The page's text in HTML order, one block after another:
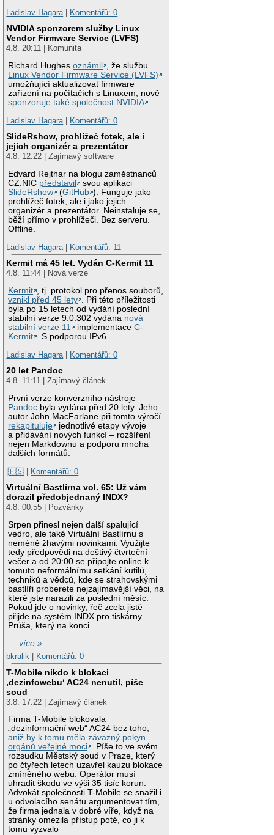
Ladislav Hagara
Komentářů: 0
NVIDIA sponzorem služby Linux
Vendor Firmware Service (LVFS)
4.8. 20:11 | Komunita
Richard Hughesoznámil
, že službu
Linux Vendor Firmware Service (LVFS)
umožňující aktualizovat firmware
zařízení na počítačích s Linuxem, nově
sponzoruje také společnost NVIDIA .
Ladislav Hagara | Komentářů: 0
SlideRshow, prohlížeč fotek, ale i
jejich organizér a prezentátor
4.8. 12:22 | Zajímavý software
Edvard Rejthar na blogu zaměstnanců
CZ.NIC představil
svou aplikaci
SlideRshow
(GitHub ). Funguje jako
prohlížeč fotek, ale i jako jejich
organizér a prezentátor. Neinstaluje se,
běží přímo v prohlížeči. Bez serveru.
Offline.
Ladislav Hagara | Komentářů: 11
Kermit má 45 let. Vydán C-Kermit 11
4.8. 11:44 | Nová verze
Kermit , tj. protokol pro přenos souborů,
vznikl před 45 lety . Při této příležitosti
byla po 15 letech od vydání poslední
stabilní verze 9.0.302 vydána nová
stabilní verze 11
implementaceC-
Kermit . S podporou IPv6.
Ladislav Hagara | Komentářů: 0
20 let Pandoc
4.8. 11:11 | Zajímavý článek
První verze konverzního nástroje
Pandoc byla vydána před 20 lety. Jeho
autor John MacFarlane při tomto výročí
rekapituluje
jednotlivé etapy vývoje
a přidávání nových funkcí – rozšíření
nejen Markdownu a podporu mnoha
dalších formátů.
|🇵🇸 | Komentářů: 0
Virtuální Bastlírna vol. 65: Už vám
dorazil předobjednaný INDX?
4.8. 00:55 | Pozvánky
Srpen přinesl nejen další spalující
vedro, ale také Virtuální Bastlírnu s
neméně žhavými novinkami. Využijte
tedy předpovědi na deštivý čtvrteční
večer a od 20:00 se připojte online k
tomuto neformálnímu setkání kutilů,
techniků a vědců, kde se strahovskými
bastlíři proberete nejzajímavější věci, na
které jste narazili za poslední měsíc.
Pokud jde o novinky, řeč zcela jistě
přijde na systém INDX pro tiskárny
Průša, který na konci
…více »
bkralik
Komentářů: 0
T-Mobile nikdo k blokaci
‚dezinfowebu‘ AC24 nenutil, píše
soud
3.8. 17:22 | Zajímavý článek
Firma T-Mobile blokovala
„dezinformační web“ AC24 bez toho,
aniž by k tomu měla závazný pokyn
orgánů veřejné moci . Píše to ve svém
rozsudku Městský soud v Praze, který
po čtyřech letech uzavřel kauzu blokace
zmíněného webu. Operátor musí
uhradit škodu ve výši 35 tisíc korun.
Advokát společnosti T-Mobile se snažil i
u odvolacího senátu argumentovat tím,
že firma jednala v dobré víře, když na
stránky omezila přístup poté, co ji k
tomu vyzvalo